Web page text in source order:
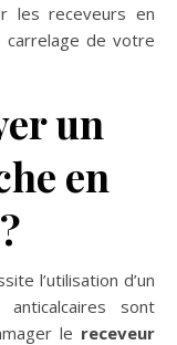
les receveurs en
carrelage de votre
un
en
l’utilisation d’un
sont
le receveur